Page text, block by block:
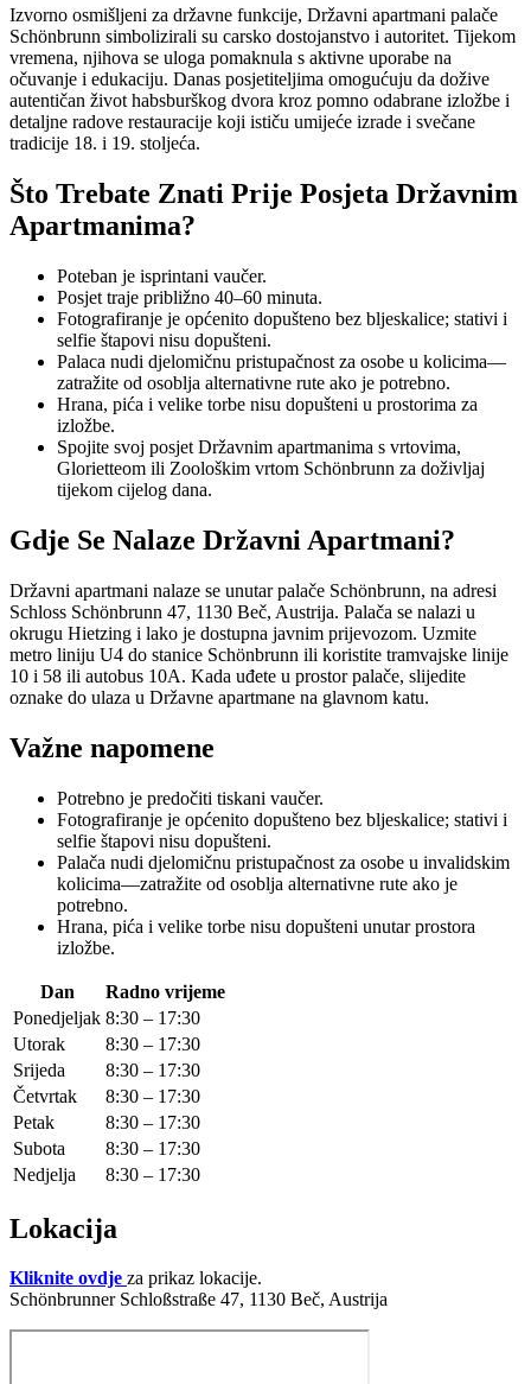
Izvorno osmišljeni za državne funkcije, Državni apartmani palače
Schönbrunn simbolizirali su carsko dostojanstvo i autoritet. Tijekom
vremena, njihova se uloga pomaknula s aktivne uporabe na
očuvanje i edukaciju. Danas posjetiteljima omogućuju da dožive
autentičan život habsburškog dvora kroz pomno odabrane izložbe i
detaljne radove restauracije koji ističu umijeće izrade i svečane
tradicije 18. i 19. stoljeća.
Što Trebate Znati Prije Posjeta Državnim
Apartmanima?
Poteban je isprintani vaučer.
Posjet traje približno 40–60 minuta.
Fotografiranje je općenito dopušteno bez bljeskalice; stativi i
selfie štapovi nisu dopušteni.
Palaca nudi djelomičnu pristupačnost za osobe u kolicima—
zatražite od osoblja alternativne rute ako je potrebno.
Hrana, pića i velike torbe nisu dopušteni u prostorima za
izložbe.
Spojite svoj posjet Državnim apartmanima s vrtovima,
Glorietteom ili Zoološkim vrtom Schönbrunn za doživljaj
tijekom cijelog dana.
Gdje Se Nalaze Državni Apartmani?
Državni apartmani nalaze se unutar palače Schönbrunn, na adresi
Schloss Schönbrunn 47, 1130 Beč, Austrija. Palača se nalazi u
okrugu Hietzing i lako je dostupna javnim prijevozom. Uzmite
metro liniju U4 do stanice Schönbrunn ili koristite tramvajske linije
10 i 58 ili autobus 10A. Kada uđete u prostor palače, slijedite
oznake do ulaza u Državne apartmane na glavnom katu.
Važne napomene
Potrebno je predočiti tiskani vaučer.
Fotografiranje je općenito dopušteno bez bljeskalice; stativi i
selfie štapovi nisu dopušteni.
Palača nudi djelomičnu pristupačnost za osobe u invalidskim
kolicima—zatražite od osoblja alternativne rute ako je
potrebno.
Hrana, pića i velike torbe nisu dopušteni unutar prostora
izložbe.
Dan
Radno vrijeme
Ponedjeljak 8:30 – 17:30
Utorak
8:30 – 17:30
Srijeda
8:30 – 17:30
Četvrtak
8:30 – 17:30
Petak
8:30 – 17:30
Subota
8:30 – 17:30
Nedjelja
8:30 – 17:30
Lokacija
Kliknite ovdje za prikaz lokacije.
Schönbrunner Schloßstraße 47, 1130 Beč, Austrija